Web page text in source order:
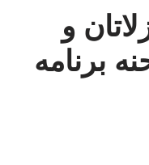
و
برنامه